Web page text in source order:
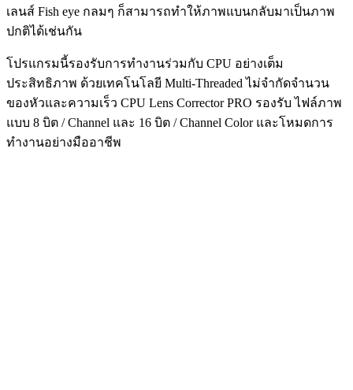
เลนส์ Fish eye กลมๆ ก็สามารถทำให้ภาพแบนกลับมาเป็นภาพ
ปกติได้เช่นกัน
โปรแกรมนี้รองรับการทำงานร่วมกับ CPU อย่างเต็ม
ประสิทธิภาพ ด้วยเทคโนโลยี Multi-Threaded ไม่จำกัดจำนวน
ของหัวและความเร็ว CPU Lens Corrector PRO รองรับ ไฟล์ภาพ
แบบ 8 บิต / Channel และ 16 บิต / Channel Color และโหมดการ
ทำงานอย่างมืออาชีพ